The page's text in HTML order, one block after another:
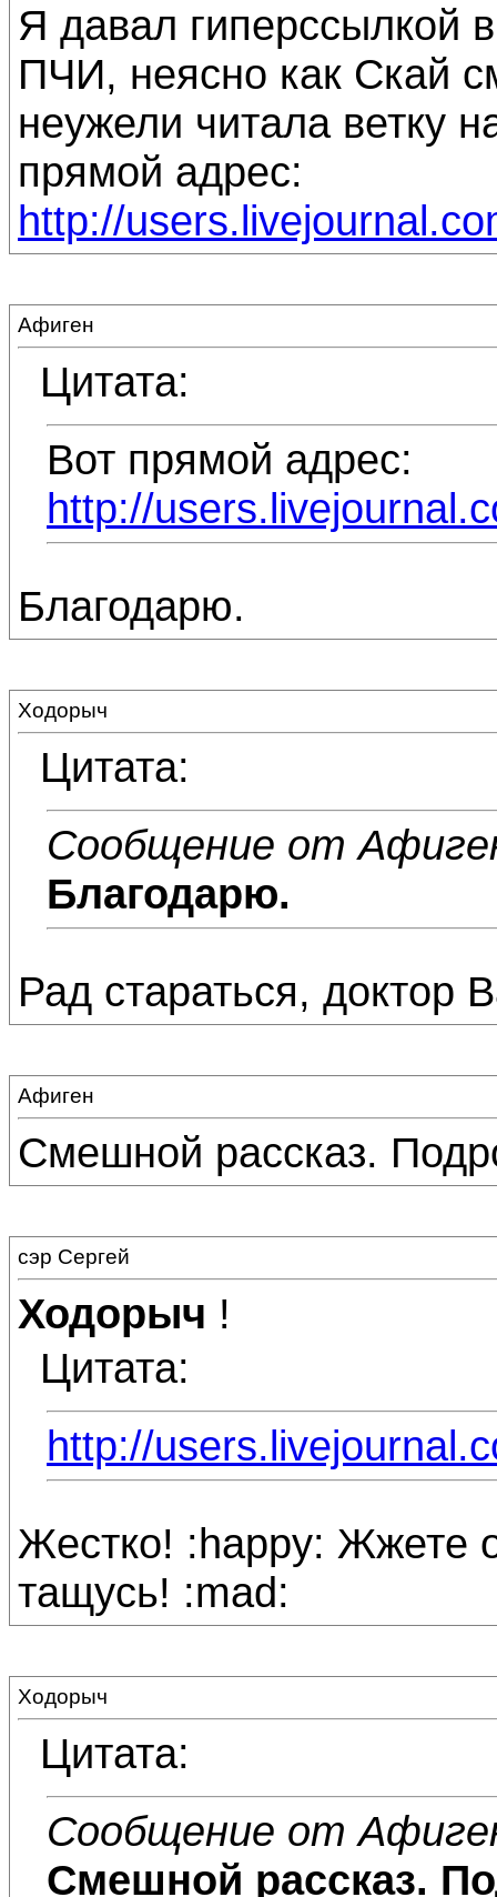
Я давал гиперссылкой
ПЧИ, неясно как Скай
неужели читала ветку
прямой адрес:
http://
Афиген
Цитата:
Вот прямой адрес:
http://
Благодарю.
Ходорыч
Цитата:
Сообщение от
Благодарю.
Рад стараться, доктор
Афиген
Смешной рассказ.
сэр Сергей
Ходорыч !
Цитата:
http://
Жестко! :happy: Жжете
тащусь! :mad:
Ходорыч
Цитата:
Сообщение от
Смешной рассказ.